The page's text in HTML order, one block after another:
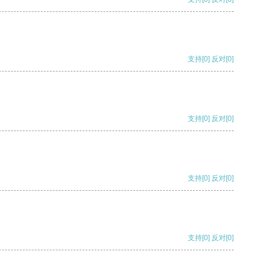
支持[0] 反对[0]
支持[0] 反对[0]
支持[0] 反对[0]
支持[0] 反对[0]